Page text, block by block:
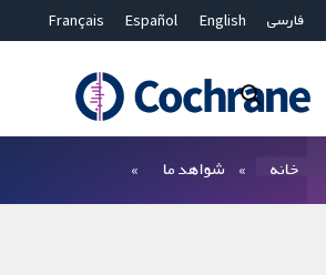
فارسی English
Español
Français
Bahasa Malaysia
ไทย
繁體中文
خانه شواهد ما